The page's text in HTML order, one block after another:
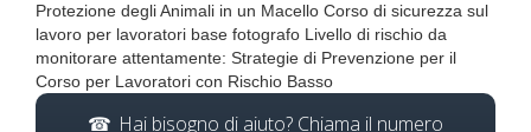
Protezione degli Animali in un Macello Corso di sicurezza sul
lavoro per lavoratori base fotografo Livello di rischio da
monitorare attentamente: Strategie di Prevenzione per il
Corso per Lavoratori con Rischio Basso
Hai bisogno di aiuto? Chiama il numero